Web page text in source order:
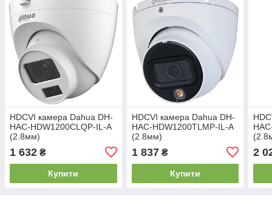
HDCVI камера Dahua DH-
HAC-HDW1200CLQP-IL-A
(2.8мм)
1 632 ₴
Купити
HDCVI камера Dahua DH-
HAC-HDW1200TLMP-IL-A
(2.8мм)
1 837₴
Купити
2